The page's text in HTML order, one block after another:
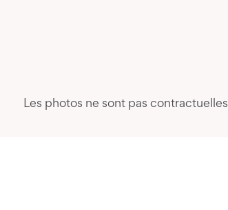
Les photos ne sont pas contractuelles